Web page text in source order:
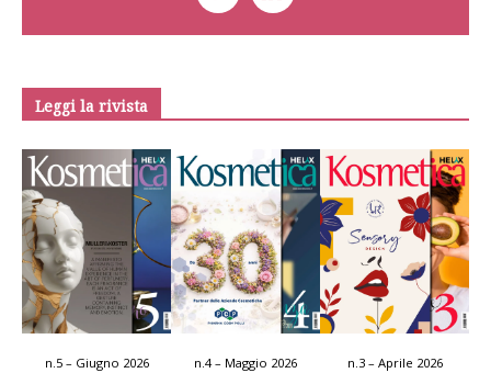
Leggi la rivista
n.5 – Giugno 2026 n.4 – Maggio 2026 n.3 – Aprile 2026